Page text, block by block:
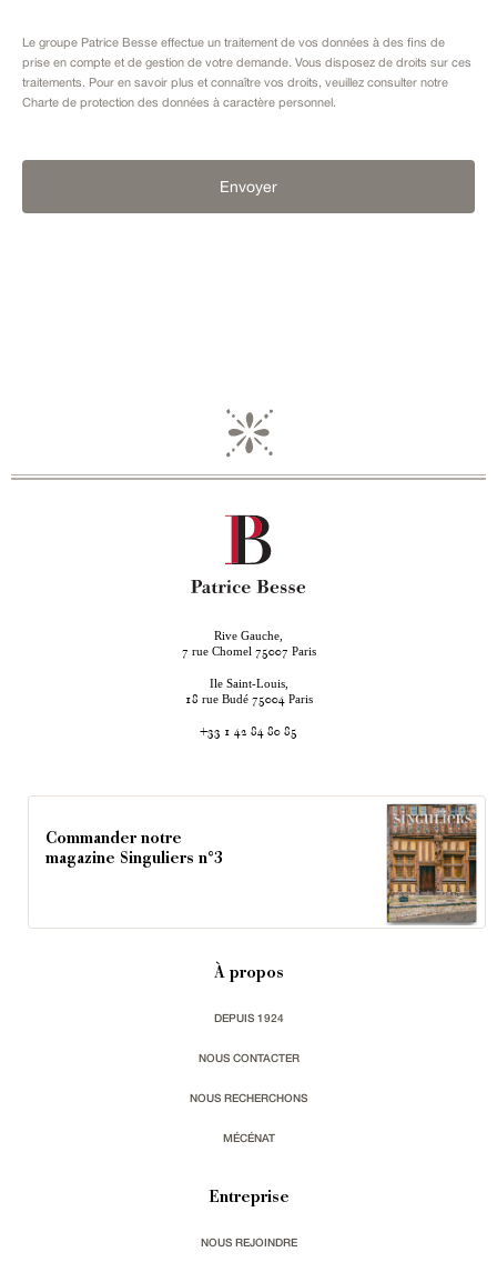
Le groupe Patrice Besse effectue un traitement de vos données à des fins de
prise en compte et de gestion de votre demande. Vous disposez de droits sur ces
traitements. Pour en savoir plus et connaître vos droits, veuillez consulter notre
Charte de protection des données à caractère personnel .
Envoyer
Rive Gauche,
7 rue Chomel 75007 Paris
Ile Saint-Louis,
18 rue Budé 75004 Paris
+33 1 42 84 80 85
Commander notre
magazine Singuliers n°3
À propos
DEPUIS 1924
NOUS CONTACTER
NOUS RECHERCHONS
MÉCÉNAT
Entreprise
NOUS REJOINDRE